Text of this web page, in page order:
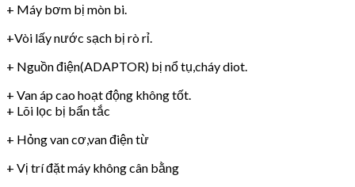
+ Máy bơm bị mòn bi.
+Vòi lấy nước sạch bị rò rỉ.
+ Nguồn điện(ADAPTOR) bị nổ tụ,cháy diot.
+ Van áp cao hoạt động không tốt.
+ Lõi lọc bị bẩn tắc
+ Hỏng van cơ,van điện từ
+ Vị trí đặt máy không cân bằng